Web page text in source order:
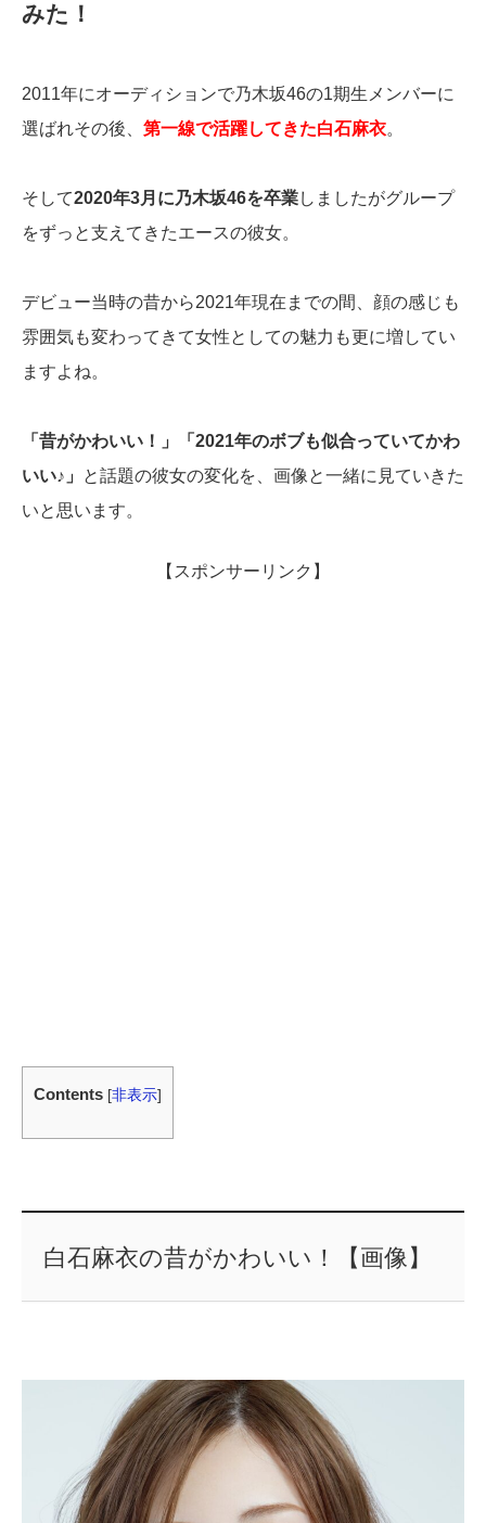
みた！
2011年にオーディションで乃木坂46の1期生メンバーに
選ばれその後、 第一線で活躍してきた白石麻衣。
そして2020年3月に乃木坂46を卒業しましたがグループ
をずっと支えてきたエースの彼女。
デビュー当時の昔から2021年現在までの間、顔の感じも
雰囲気も変わってきて女性としての魅力も更に増してい
ますよね。
「昔がかわいい！」「2021年のボブも似合っていてかわ
いい♪」
と話題の彼女の変化を、画像と一緒に見ていきた
いと思います。
【スポンサーリンク】
Contents [非表示]
白石麻衣の昔がかわいい！【画像】